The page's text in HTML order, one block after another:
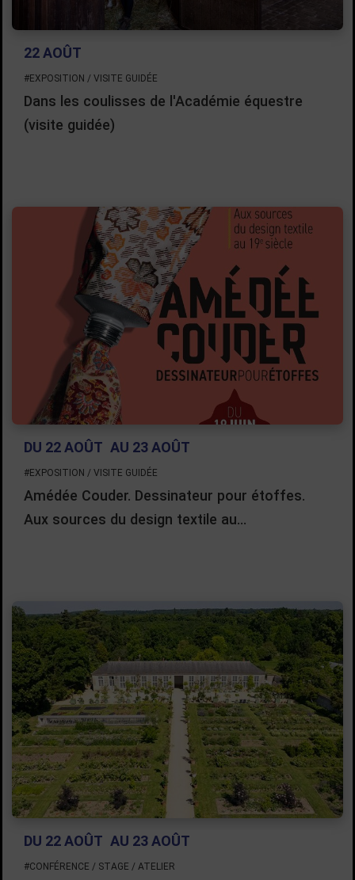
22 AOÛT
#EXPOSITION / VISITE GUIDÉE
Dans les coulisses de l'Académie équestre
(visite guidée)
DU 22 AOÛT AU 23 AOÛT
#EXPOSITION / VISITE GUIDÉE
Amédée Couder. Dessinateur pour étoffes.
Aux sources du design textile au…
DU 22 AOÛT AU 23 AOÛT
#CONFÉRENCE / STAGE / ATELIER